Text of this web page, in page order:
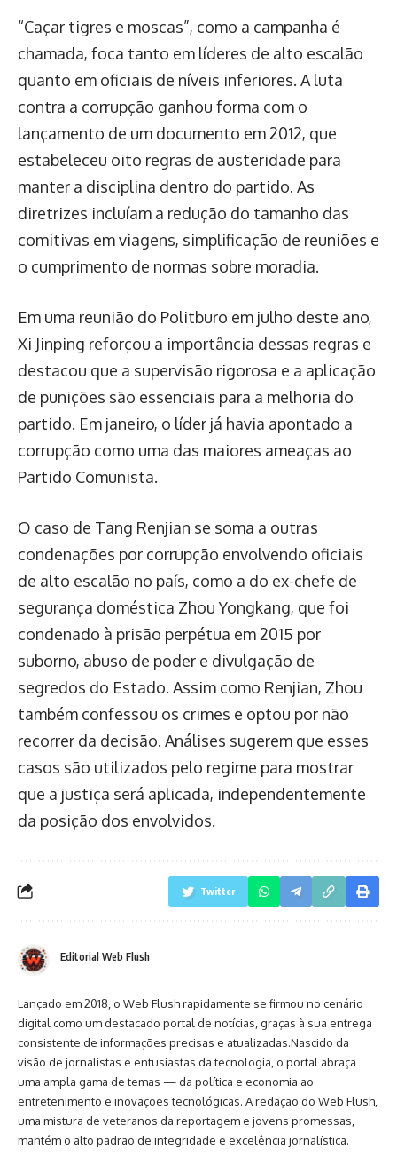
“Caçar tigres e moscas”, como a campanha é
chamada, foca tanto em líderes de alto escalão
quanto em oficiais de níveis inferiores. A luta
contra a corrupção ganhou forma com o
lançamento de um documento em 2012, que
estabeleceu oito regras de austeridade para
manter a disciplina dentro do partido. As
diretrizes incluíam a redução do tamanho das
comitivas em viagens, simplificação de reuniões e
o cumprimento de normas sobre moradia.
Em uma reunião do Politburo em julho deste ano,
Xi Jinping reforçou a importância dessas regras e
destacou que a supervisão rigorosa e a aplicação
de punições são essenciais para a melhoria do
partido. Em janeiro, o líder já havia apontado a
corrupção como uma das maiores ameaças ao
Partido Comunista.
O caso de Tang Renjian se soma a outras
condenações por corrupção envolvendo oficiais
de alto escalão no país, como a do ex-chefe de
segurança doméstica Zhou Yongkang, que foi
condenado à prisão perpétua em 2015 por
suborno, abuso de poder e divulgação de
segredos do Estado. Assim como Renjian, Zhou
também confessou os crimes e optou por não
recorrer da decisão. Análises sugerem que esses
casos são utilizados pelo regime para mostrar
que a justiça será aplicada, independentemente
da posição dos envolvidos.
Twitter
Editorial Web Flush
Lançado em 2018, o Web Flush rapidamente se firmou no cenário
digital como um destacado portal de notícias, graças à sua entrega
consistente de informações precisas e atualizadas.Nascido da
visão de jornalistas e entusiastas da tecnologia, o portal abraça
uma ampla gama de temas — da política e economia ao
entretenimento e inovações tecnológicas. A redação do Web Flush,
uma mistura de veteranos da reportagem e jovens promessas,
mantém o alto padrão de integridade e excelência jornalística.